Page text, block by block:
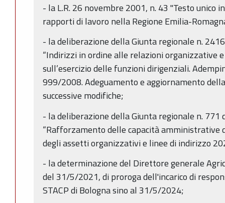
- la L.R. 26 novembre 2001, n. 43 "Testo unico
rapporti di lavoro nella Regione Emilia-
- la deliberazione della Giunta regionale n.
“Indirizzi in ordine alle relazioni organizzative
sull’esercizio delle funzioni dirigenziali.
999/2008. Adeguamento e aggiornamento
successive modifiche;
- la deliberazione della Giunta regionale n. 771
“Rafforzamento delle capacità amministrative
degli assetti organizzativi e linee di indirizzo
- la determinazione del Direttore generale
del 31/5/2021, di proroga dell'incarico di
STACP di Bologna sino al 31/5/2024;